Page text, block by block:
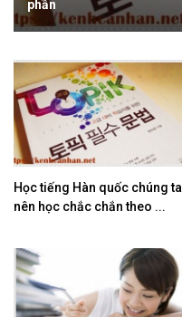
phần
Học tiếng Hàn quốc chúng ta
nên học chắc chắn theo ...